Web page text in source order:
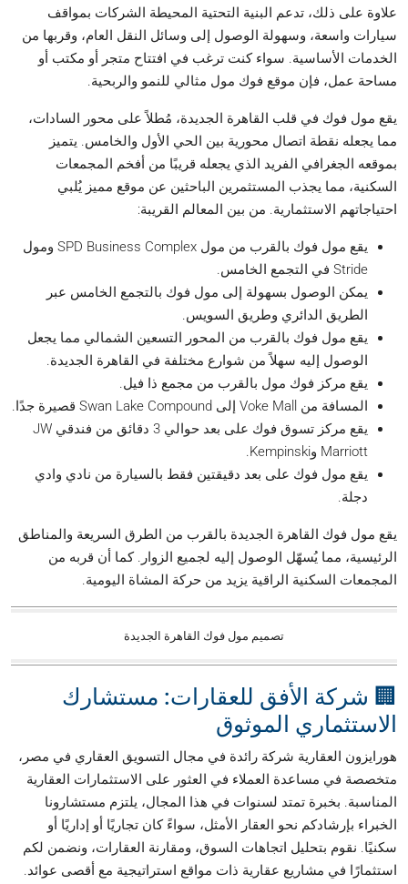
علاوة على ذلك، تدعم البنية التحتية المحيطة الشركات بمواقف
سيارات واسعة، وسهولة الوصول إلى وسائل النقل العام، وقربها من
الخدمات الأساسية. سواء كنت ترغب في افتتاح متجر أو مكتب أو
مساحة عمل، فإن موقع فوك مول مثالي للنمو والربحية.
يقع مول فوك في قلب القاهرة الجديدة، مُطلاً على محور السادات،
مما يجعله نقطة اتصال محورية بين الحي الأول والخامس. يتميز
بموقعه الجغرافي الفريد الذي يجعله قريبًا من أفخم المجمعات
السكنية، مما يجذب المستثمرين الباحثين عن موقع مميز يُلبي
احتياجاتهم الاستثمارية. من بين المعالم القريبة:
يقع مول فوك بالقرب من مول SPD Business Complex ومول
Stride في التجمع الخامس.
يمكن الوصول بسهولة إلى مول فوك بالتجمع الخامس عبر
الطريق الدائري وطريق السويس.
يقع مول فوك بالقرب من المحور التسعين الشمالي مما يجعل
الوصول إليه سهلاً من شوارع مختلفة في القاهرة الجديدة.
يقع مركز فوك مول بالقرب من مجمع ذا فيل.
المسافة من Voke Mall إلى Swan Lake Compound قصيرة جدًا.
يقع مركز تسوق فوك على بعد حوالي 3 دقائق من فندقي JW
Marriott وKempinski.
يقع مول فوك على بعد دقيقتين فقط بالسيارة من نادي وادي
دجلة.
يقع مول فوك القاهرة الجديدة بالقرب من الطرق السريعة والمناطق
الرئيسية، مما يُسهّل الوصول إليه لجميع الزوار. كما أن قربه من
المجمعات السكنية الراقية يزيد من حركة المشاة اليومية.
تصميم مول فوك القاهرة الجديدة
🏢 شركة الأفق للعقارات: مستشارك
الاستثماري الموثوق
هورايزون العقارية شركة رائدة في مجال التسويق العقاري في مصر،
متخصصة في مساعدة العملاء في العثور على الاستثمارات العقارية
المناسبة. بخبرة تمتد لسنوات في هذا المجال، يلتزم مستشارونا
الخبراء بإرشادكم نحو العقار الأمثل، سواءً كان تجاريًا أو إداريًا أو
سكنيًا. نقوم بتحليل اتجاهات السوق، ومقارنة العقارات، ونضمن لكم
استثمارًا في مشاريع عقارية ذات مواقع استراتيجية مع أقصى عوائد.